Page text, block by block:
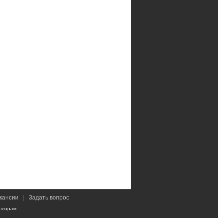
Задать вопрос